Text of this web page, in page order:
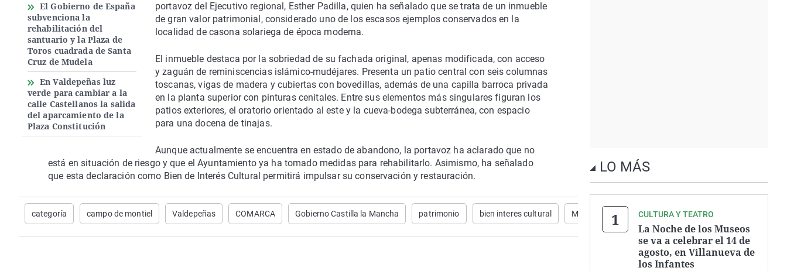
El Gobierno de España
subvenciona la
rehabilitación del
santuario y la Plaza de
Toros cuadrada de Santa
Cruz de Mudela
En Valdepeñas luz
verde para cambiar a la
calle Castellanos la salida
del aparcamiento de la
Plaza Constitución
portavoz del Ejecutivo regional, Esther Padilla, quien ha señalado que se trata de un inmueble
de gran valor patrimonial, considerado uno de los escasos ejemplos conservados en la
localidad de casona solariega de época moderna.
El inmueble destaca por la sobriedad de su fachada original, apenas modificada, con acceso
y zaguán de reminiscencias islámico-mudéjares. Presenta un patio central con seis columnas
toscanas, vigas de madera y cubiertas con bovedillas, además de una capilla barroca privada
en la planta superior con pinturas cenitales. Entre sus elementos más singulares figuran los
patios exteriores, el oratorio orientado al este y la cueva-bodega subterránea, con espacio
para una docena de tinajas.
Aunque actualmente se encuentra en estado de abandono, la portavoz ha aclarado que no
está en situación de riesgo y que el Ayuntamiento ya ha tomado medidas para rehabilitarlo. Asimismo, ha señalado
que esta declaración como Bien de Interés Cultural permitirá impulsar su conservación y restauración.
categoría campo de montiel Valdepeñas COMARCA Gobierno Castilla la Mancha patrimonio bien interes cultural Monumento BIC
LO MÁS
CULTURA Y TEATRO
La Noche de los Museos
se va a celebrar el 14 de
agosto, en Villanueva de
los Infantes